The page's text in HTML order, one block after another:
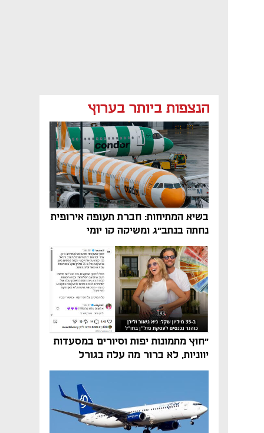
הנצפות ביותר בערוץ
בשיא המתיחות: חברת תעופה אירופית
נחתה בנתב"ג ומשיקה קו יומי
"חוץ מתמונות יפות וסיורים במסעדות
יווניות, לא ברור מה עלה בגורל
פרויקט הנדל"ן"